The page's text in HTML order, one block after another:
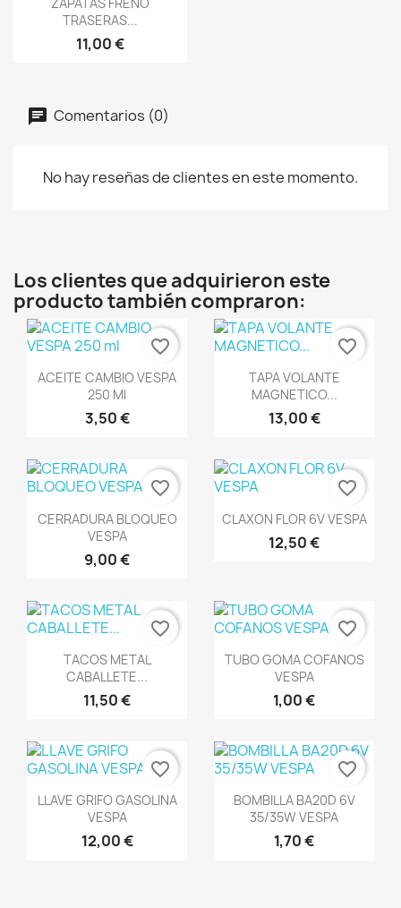
TRASERAS...
11,00 €
Comentarios (0)
No hay reseñas de clientes en este momento.
Los clientes que adquirieron este
producto también compraron:
Vista rápida
ACEITE CAMBIO VESPA
250 Ml
3,50 €
favorite_border
Vista rápida
TAPA VOLANTE
MAGNETICO...
13,00 €
favorite_border
Vista rápida
CERRADURA BLOQUEO
VESPA
9,00 €
favorite_border
Vista rápida
CLAXON FLOR 6V VESPA
12,50 €
favorite_border
Vista rápida
TACOS METAL
CABALLETE...
11,50 €
favorite_border
Vista rápida
TUBO GOMA COFANOS
VESPA
1,00 €
favorite_border
Vista rápida
LLAVE GRIFO GASOLINA
VESPA
12,00 €
favorite_border
Vista rápida
BOMBILLA BA20D 6V
35/35W VESPA
1,70 €
favorite_border